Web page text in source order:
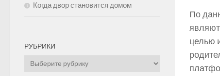
По
целью
Когда двор становится домом
РУБРИКИ
Рубрики